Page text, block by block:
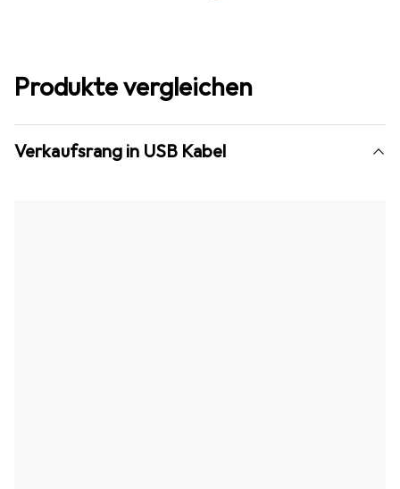
Produkte vergleichen
Verkaufsrang in USB Kabel